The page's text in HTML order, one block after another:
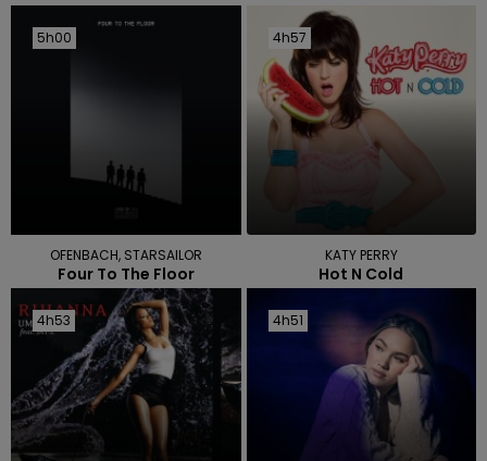
5h00
5h00
OFENBACH, STARSAILOR
Four To The Floor
4h57
4h57
KATY PERRY
Hot N Cold
4h53
4h53 4h51
4h51